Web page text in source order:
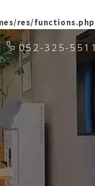
res/functions.php
052-325-5511